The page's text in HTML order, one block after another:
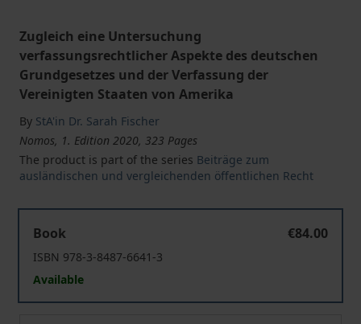
Zugleich eine Untersuchung
verfassungsrechtlicher Aspekte des deutschen
Grundgesetzes und der Verfassung der
Vereinigten Staaten von Amerika
By StA'in Dr. Sarah Fischer
Nomos, 1. Edition 2020, 323 Pages
The product is part of the series Beiträge zum
ausländischen und vergleichenden öffentlichen Recht
Book
€84.00
ISBN 978-3-8487-6641-3
Available